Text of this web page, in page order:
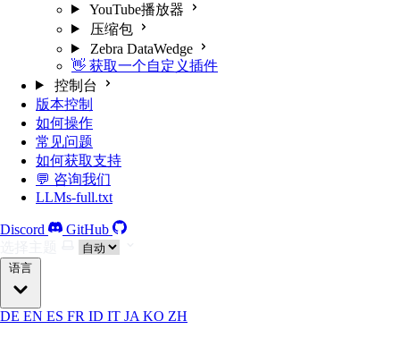
YouTube播放器
压缩包
Zebra DataWedge
👋 获取一个自定义插件
控制台
版本控制
如何操作
常见问题
如何获取支持
💬 咨询我们
LLMs-full.txt
Discord
GitHub
语言
DE EN ES FR ID IT JA KO ZH